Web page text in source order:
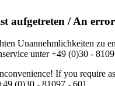
aufgetreten / An
Unannehmlichkeiten zu
unter +49 (0)30 -
If you require